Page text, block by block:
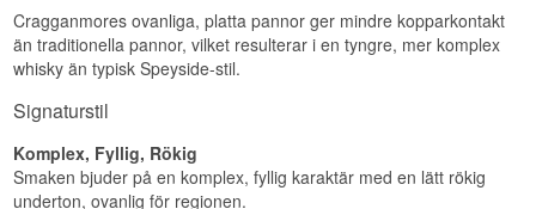
Investeringspotential
Högt. Litermåttet är utgånget, den gula
Visste du att?
mild örtig torrhet på slutet.
Specifikationer
Region/Land: Speyside Skottland
Typ: Speyside Single Malt Scotch Whisky
Ålder: 12 år
Cragganmores ovanliga, platta pannor ger mindre kopparkontakt
än traditionella pannor, vilket resulterar i en tyngre, mer komplex
whisky än typisk Speyside-stil.
Signaturstil
Komplex, Fyllig, Rökig
Smaken bjuder på en komplex, fyllig karaktär med en lätt rökig
underton, ovanlig för regionen.